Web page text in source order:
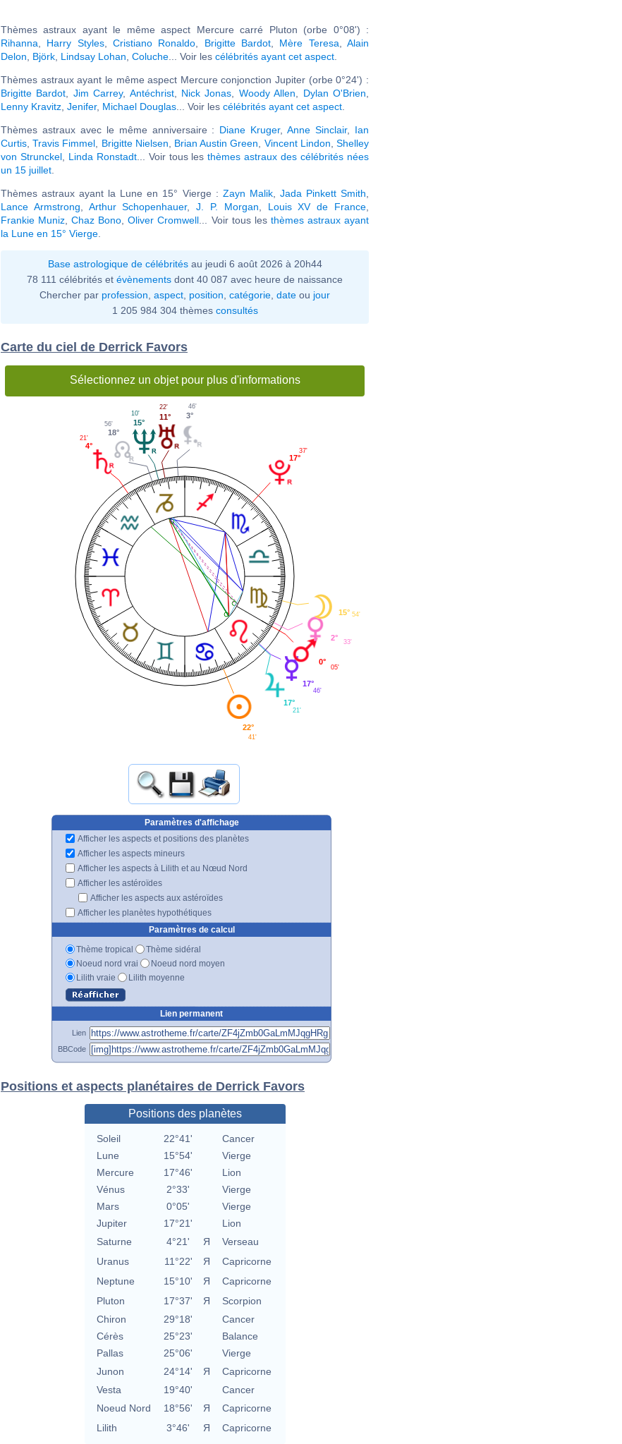
Thèmes astraux ayant le même aspect Mercure carré Pluton (orbe 0°08') :
Rihanna
Harry Styles,Cristiano Ronaldo Brigitte Bardot Mère Teresa ,Alain
Delon
Björk Lindsay Lohan Coluche ... Voir les célébrités ayant cet aspect
Thèmes astraux ayant le même aspect Mercure conjonction Jupiter (orbe 0°24') :
Brigitte Bardot
Jim Carrey, Antéchrist, Nick Jonas Woody Allen Dylan O'Brien
Lenny Kravitz Jenifer, Michael Douglas ... Voir les célébrités ayant cet aspect
Thèmes astraux avec le même anniversaire : Diane Kruger,Anne Sinclair, Ian
Curtis ,Travis Fimmel Brigitte Nielsen Brian Austin Green Vincent Lindon ,Shelley
von Strunckel, Linda Ronstadt... Voir tous lesthèmes astraux des célébrités nées
un 15 juillet
Thèmes astraux ayant la Lune en 15° Vierge : Zayn Malik, Jada Pinkett Smith
Lance Armstrong
Arthur Schopenhauer,J. P. Morgan Louis XV de France
Frankie Muniz ,Chaz Bono ,Oliver Cromwell ... Voir tous les thèmes astraux ayant
la Lune en 15° Vierge
Base astrologique de célébritésau jeudi 6 août 2026 à 20h44
78 111 célébrités et évènements dont 40 087 avec heure de naissance
Chercher par profession aspect position catégorie date ou jour
1 205 984 304 thèmes consultés
Carte du ciel de Derrick Favors
Sélectionnez un objet pour plus d'informations
17°
37'
3°
46'
11°
22'
15°
10'
18°
56'
4°
21'
22°
41'
17°
21'
17°
46'
0°
05'
2° 33'
15° 54'
Paramètres d'affichage
Afficher les aspects et positions des planètes
Afficher les aspects mineurs
Afficher les aspects à Lilith et au Nœud Nord
Afficher les astéroïdes
Afficher les aspects aux astéroïdes
Afficher les planètes hypothétiques
Paramètres de calcul
Thème tropical
Thème sidéral
Noeud nord vrai
Noeud nord moyen
Lilith vraie
Lilith moyenne
Lien permanent
Lien
BBCode
Positions et aspects planétaires de Derrick Favors
Positions des planètes
Soleil 22°41'
Cancer
Lune
15°54'
Vierge
Mercure
17°46'
Lion
Vénus
2°33'
Vierge
Mars
0°05'
Vierge
Jupiter
17°21'
Lion
Saturne
4°21' Я
Verseau
Uranus
11°22' Я
Capricorne
Neptune
15°10' Я
Capricorne
Pluton
17°37' Я
Scorpion
Chiron
29°18'
Cancer
Cérès
25°23'
Balance
Pallas
25°06'
Vierge
Junon
24°14' Я
Capricorne
Vesta
19°40'
Cancer
Noeud Nord
18°56' Я
Capricorne
Lilith
3°46' Я Capricorne